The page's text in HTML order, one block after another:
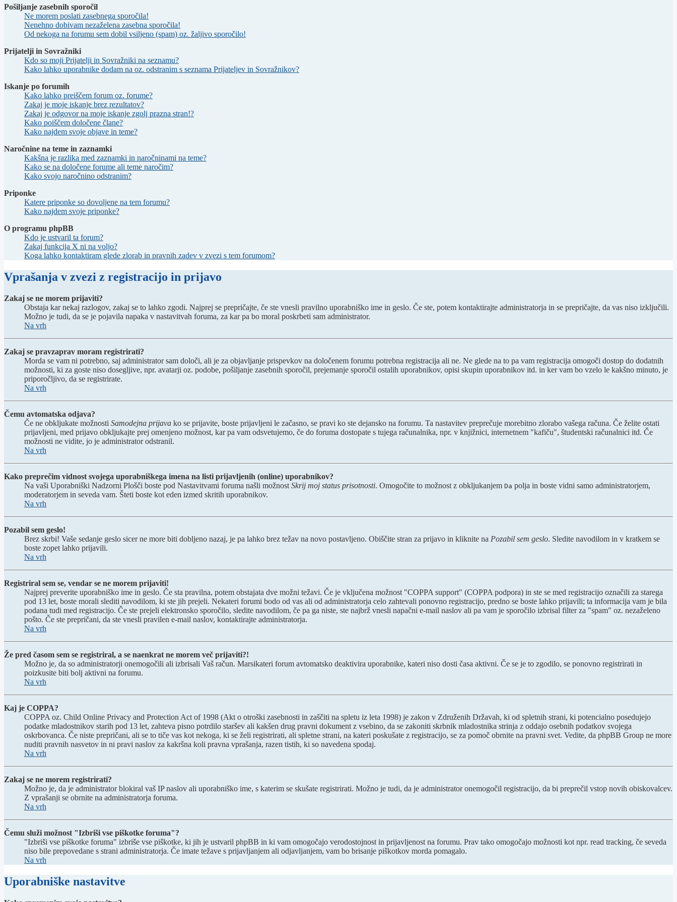
Pošiljanje zasebnih sporočil
Ne morem poslati zasebnega sporočila!
Nenehno dobivam nezaželena zasebna sporočila!
Od nekoga na forumu sem dobil vsiljeno (spam) oz. žaljivo sporočilo!
Prijatelji in Sovražniki
Kdo so moji Prijatelji in Sovražniki na seznamu?
Kako lahko uporabnike dodam na oz. odstranim s seznama Prijateljev in Sovražnikov?
Iskanje po forumih
Kako lahko preiščem forum oz. forume?
Zakaj je moje iskanje brez rezultatov?
Zakaj je odgovor na moje iskanje zgolj prazna stran!?
Kako poiščem določene člane?
Kako najdem svoje objave in teme?
Naročnine na teme in zaznamki
Kakšna je razlika med zaznamki in naročninami na teme?
Kako se na določene forume ali teme naročim?
Kako svojo naročnino odstranim?
Priponke
Katere priponke so dovoljene na tem forumu?
Kako najdem svoje priponke?
O programu phpBB
Kdo je ustvaril ta forum?
Zakaj funkcija X ni na voljo?
Koga lahko kontaktiram glede zlorab in pravnih zadev v zvezi s tem forumom?
Vprašanja v zvezi z registracijo in prijavo
Zakaj se ne morem prijaviti?
Obstaja kar nekaj razlogov, zakaj se to lahko zgodi. Najprej se prepričajte, če ste vnesli pravilno uporabniško ime in geslo. Če ste, potem kontaktirajte administratorja in se prepričajte, da vas niso izključili.
Možno je tudi, da se je pojavila napaka v nastavitvah foruma, za kar pa bo moral poskrbeti sam administrator.
Na vrh
Zakaj se pravzaprav moram registrirati?
Morda se vam ni potrebno, saj administrator sam določi, ali je za objavljanje prispevkov na določenem forumu potrebna registracija ali ne. Ne glede na to pa vam registracija omogoči dostop do dodatnih
možnosti, ki za goste niso dosegljive, npr. avatarji oz. podobe, pošiljanje zasebnih sporočil, prejemanje sporočil ostalih uporabnikov, opisi skupin uporabnikov itd. in ker vam bo vzelo le kakšno minuto, je
priporočljivo, da se registrirate.
Na vrh
Čemu avtomatska odjava?
Če ne obkljukate možnosti Samodejna prijava ko se prijavite, boste prijavljeni le začasno, se pravi ko ste dejansko na forumu. Ta nastavitev preprečuje morebitno zlorabo vašega računa. Če želite ostati
prijavljeni, med prijavo obkljukajte prej omenjeno možnost, kar pa vam odsvetujemo, če do foruma dostopate s tujega računalnika, npr. v knjižnici, internetnem "kafiču", študentski računalnici itd. Če
možnosti ne vidite, jo je administrator odstranil.
Na vrh
Kako preprečim vidnost svojega uporabniškega imena na listi prijavljenih (online) uporabnikov?
Na vaši Uporabniški Nadzorni Plošči boste pod Nastavitvami foruma našli možnost Skrij moj status prisotnosti. Omogočite to možnost z obkljukanjem Da polja in boste vidni samo administratorjem,
moderatorjem in seveda vam. Šteti boste kot eden izmed skritih uporabnikov.
Na vrh
Pozabil sem geslo!
Brez skrbi! Vaše sedanje geslo sicer ne more biti dobljeno nazaj, je pa lahko brez težav na novo postavljeno. Obiščite stran za prijavo in kliknite na Pozabil sem geslo. Sledite navodilom in v kratkem se
boste zopet lahko prijavili.
Na vrh
Registriral sem se, vendar se ne morem prijaviti!
Najprej preverite uporabniško ime in geslo. Če sta pravilna, potem obstajata dve možni težavi. Če je vključena možnost "COPPA support" (COPPA podpora) in ste se med registracijo označili za starega
pod 13 let, boste morali slediti navodilom, ki ste jih prejeli. Nekateri forumi bodo od vas ali od administratorja celo zahtevali ponovno registracijo, predno se boste lahko prijavili; ta informacija vam je bila
podana tudi med registracijo. Če ste prejeli elektronsko sporočilo, sledite navodilom, če pa ga niste, ste najbrž vnesli napačni e-mail naslov ali pa vam je sporočilo izbrisal filter za "spam" oz. nezaželeno
pošto. Če ste prepričani, da ste vnesli pravilen e-mail naslov, kontaktirajte administratorja.
Na vrh
Že pred časom sem se registriral, a se naenkrat ne morem več prijaviti?!
Možno je, da so administratorji onemogočili ali izbrisali Vaš račun. Marsikateri forum avtomatsko deaktivira uporabnike, kateri niso dosti časa aktivni. Če se je to zgodilo, se ponovno registrirati in
poizkusite biti bolj aktivni na forumu.
Na vrh
Kaj je COPPA?
COPPA oz. Child Online Privacy and Protection Act of 1998 (Akt o otroški zasebnosti in zaščiti na spletu iz leta 1998) je zakon v Združenih Državah, ki od spletnih strani, ki potencialno posedujejo
podatke mladostnikov starih pod 13 let, zahteva pisno potrdilo staršev ali kakšen drug pravni dokument z vsebino, da se zakoniti skrbnik mladostnika strinja z oddajo osebnih podatkov svojega
oskrbovanca. Če niste prepričani, ali se to tiče vas kot nekoga, ki se želi registrirati, ali spletne strani, na kateri poskušate z registracijo, se za pomoč obrnite na pravni svet. Vedite, da phpBB Group ne more
nuditi pravnih nasvetov in ni pravi naslov za kakršna koli pravna vprašanja, razen tistih, ki so navedena spodaj.
Na vrh
Zakaj se ne morem registrirati?
Možno je, da je administrator blokiral vaš IP naslov ali uporabniško ime, s katerim se skušate registrirati. Možno je tudi, da je administrator onemogočil registracijo, da bi preprečil vstop novih obiskovalcev.
Z vprašanji se obrnite na administratorja foruma.
Na vrh
Čemu služi možnost "Izbriši vse piškotke foruma"?
"Izbriši vse piškotke foruma" izbriše vse piškotke, ki jih je ustvaril phpBB in ki vam omogočajo verodostojnost in prijavljenost na forumu. Prav tako omogočajo možnosti kot npr. read tracking, če seveda
niso bile prepovedane s strani administratorja. Če imate težave s prijavljanjem ali odjavljanjem, vam bo brisanje piškotkov morda pomagalo.
Na vrh
Uporabniške nastavitve